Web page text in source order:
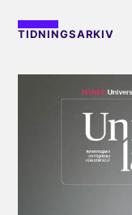
TIDNINGSARKIV